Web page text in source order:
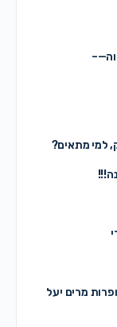
למי מתאים?
מרים יעל